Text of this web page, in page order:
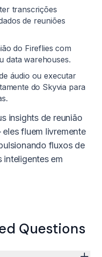
transcrições
de reuniões
do Fireflies com
data warehouses.
áudio ou executar
do Skyvia para
insights de reunião
fluem livremente
fluxos de
inteligentes em
Questions